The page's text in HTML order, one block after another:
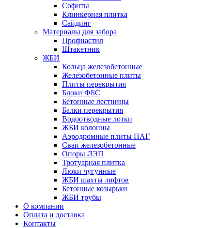
Софиты
Клинкерная плитка
Сайдинг
Материалы для забора
Профнастил
Штакетник
ЖБИ
Кольца железобетонные
Железобетонные плиты
Плиты перекрытия
Блоки ФБС
Бетонные лестницы
Балки перекрытия
Водоотводные лотки
ЖБИ колонны
Аэродромные плиты ПАГ
Сваи железобетонные
Опоры ЛЭП
Тротуарная плитка
Люки чугунные
ЖБИ шахты лифтов
Бетонные козырьки
ЖБИ трубы
О компании
Оплата и доставка
Контакты